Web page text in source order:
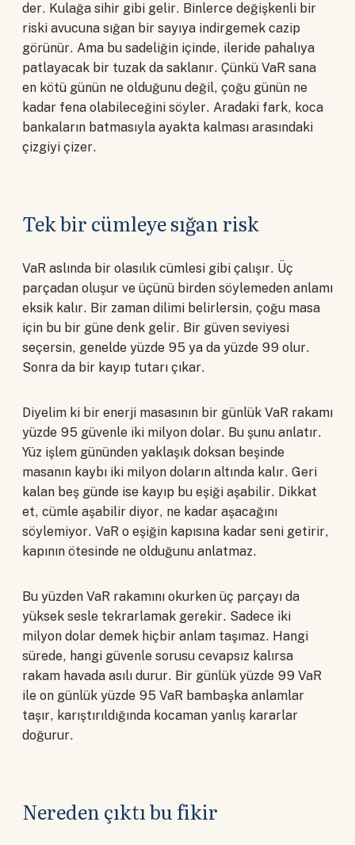
der. Kulağa sihir gibi gelir. Binlerce değişkenli bir
riski avucuna sığan bir sayıya indirgemek cazip
görünür. Ama bu sadeliğin içinde, ileride pahalıya
patlayacak bir tuzak da saklanır. Çünkü VaR sana
en kötü günün ne olduğunu değil, çoğu günün ne
kadar fena olabileceğini söyler. Aradaki fark, koca
bankaların batmasıyla ayakta kalması arasındaki
çizgiyi çizer.
Tek bir cümleye sığan risk
VaR aslında bir olasılık cümlesi gibi çalışır. Üç
parçadan oluşur ve üçünü birden söylemeden anlamı
eksik kalır. Bir zaman dilimi belirlersin, çoğu masa
için bu bir güne denk gelir. Bir güven seviyesi
seçersin, genelde yüzde 95 ya da yüzde 99 olur.
Sonra da bir kayıp tutarı çıkar.
Diyelim ki bir enerji masasının bir günlük VaR rakamı
yüzde 95 güvenle iki milyon dolar. Bu şunu anlatır.
Yüz işlem gününden yaklaşık doksan beşinde
masanın kaybı iki milyon doların altında kalır. Geri
kalan beş günde ise kayıp bu eşiği aşabilir. Dikkat
et, cümle aşabilir diyor, ne kadar aşacağını
söylemiyor. VaR o eşiğin kapısına kadar seni getirir,
kapının ötesinde ne olduğunu anlatmaz.
Bu yüzden VaR rakamını okurken üç parçayı da
yüksek sesle tekrarlamak gerekir. Sadece iki
milyon dolar demek hiçbir anlam taşımaz. Hangi
sürede, hangi güvenle sorusu cevapsız kalırsa
rakam havada asılı durur. Bir günlük yüzde 99 VaR
ile on günlük yüzde 95 VaR bambaşka anlamlar
taşır, karıştırıldığında kocaman yanlış kararlar
doğurur.
Nereden çıktı bu fikir